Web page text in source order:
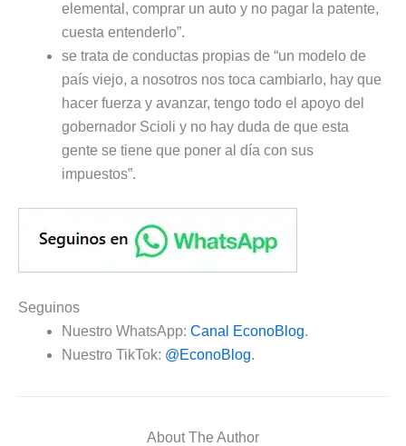
elemental, comprar un auto y no pagar la patente,
cuesta entenderlo”.
se trata de conductas propias de “un modelo de
país viejo, a nosotros nos toca cambiarlo, hay que
hacer fuerza y avanzar, tengo todo el apoyo del
gobernador Scioli y no hay duda de que esta
gente se tiene que poner al día con sus
impuestos”.
Seguinos
Nuestro WhatsApp: Canal EconoBlog.
Nuestro TikTok: @EconoBlog.
About The Author